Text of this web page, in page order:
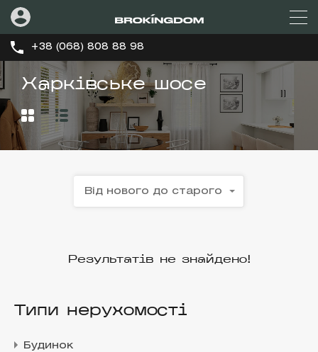
+38 (068) 808 88 98
Харківське шосе
Від нового до старого
Результатів не знайдено!
Типи нерухомості
Будинок